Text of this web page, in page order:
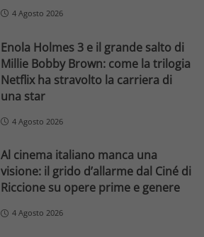
4 Agosto 2026
Enola Holmes 3 e il grande salto di
Millie Bobby Brown: come la trilogia
Netflix ha stravolto la carriera di
una star
4 Agosto 2026
Al cinema italiano manca una
visione: il grido d’allarme dal Ciné di
Riccione su opere prime e genere
4 Agosto 2026